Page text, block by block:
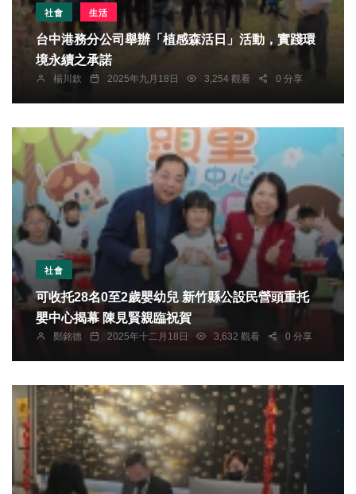
社會 生活
台中港務分公司舉辦「植感森活日」活動，實踐環
境永續之承諾
楊川欽 2025年九月18日 3,254 觀看 0 分享
社會
可收托28名0至2歲嬰幼兒 新竹縣公設民營頭重托
嬰中心揭幕 陳見賢親臨祝賀
鄭銘德 2025年十二月18日 3,632 觀看 0 分享